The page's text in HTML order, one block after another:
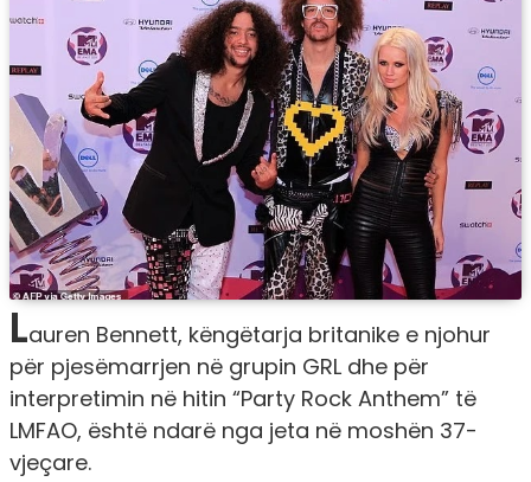
Lauren Bennett, këngëtarja britanike e njohur
për pjesëmarrjen në grupin GRL dhe për
interpretimin në hitin “Party Rock Anthem” të
LMFAO, është ndarë nga jeta në moshën 37-
vjeçare.